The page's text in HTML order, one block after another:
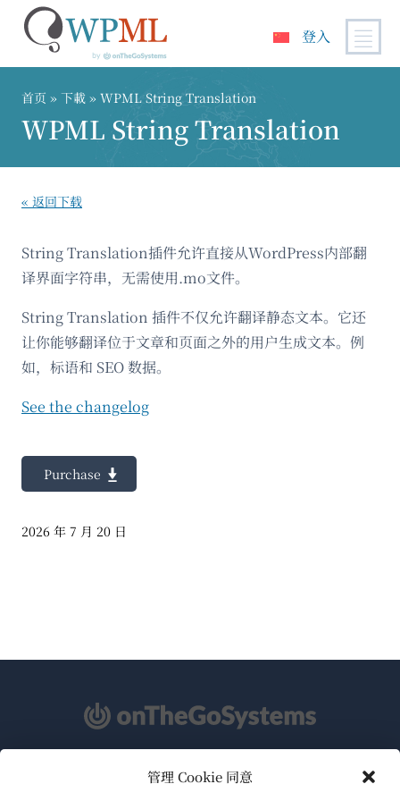
管理 Cookie 同意
登入
首页 » 下載 » WPML String Translation
WPML String Translation
« 返回下载
String Translation插件允许直接从WordPress内部翻
译界面字符串，无需使用.mo文件。
String Translation 插件不仅允许翻译静态文本。它还
让你能够翻译位于文章和页面之外的用户生成文本。例
如，标语和 SEO 数据。
See the changelog
Purchase
2026 年 7 月 20 日
关于WPML